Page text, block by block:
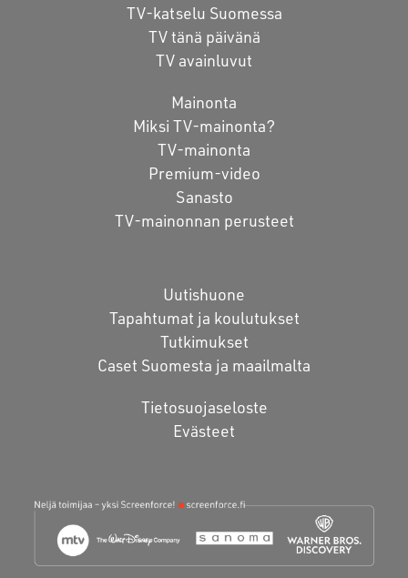
TV-katselu Suomessa
TV tänä päivänä
TV avainluvut
Mainonta
Miksi TV-mainonta?
TV-mainonta
Premium-video
Sanasto
TV-mainonnan perusteet
Uutishuone
Tapahtumat ja koulutukset
Tutkimukset
Caset Suomesta ja maailmalta
Tietosuojaseloste
Evästeet